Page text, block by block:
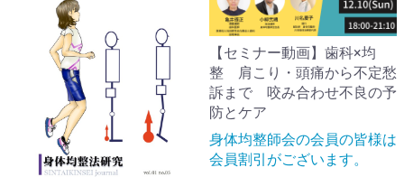
【セミナー動画】歯科×均
整 肩こり・頭痛から不定愁
訴まで 咬み合わせ不良の予
防とケア
身体均整師会の会員の皆様は
会員割引がございます。